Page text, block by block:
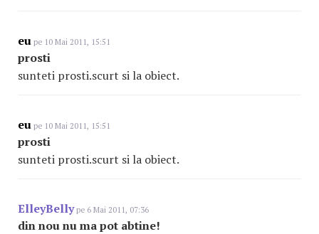
eu pe 10 Mai 2011, 15:51
prosti
sunteti prosti.scurt si la obiect.
eu pe 10 Mai 2011, 15:51
prosti
sunteti prosti.scurt si la obiect.
ElleyBellype 6 Mai 2011, 07:36
din nou nu ma pot abtine!